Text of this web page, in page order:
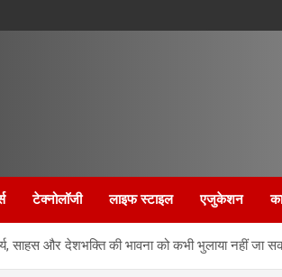
टेक्नोलॉजी लाइफ स्टाइल एजुकेशन
साहस और देशभक्ति की भावना को कभी भुलाया नहीं जा